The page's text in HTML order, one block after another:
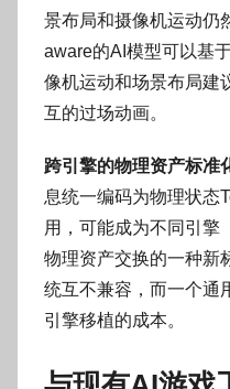
景布局和摄像机运动仍
aware的AI模型可以基
像机运动和场景布局建
互的过场动画。
跨引擎的物理资产标准
息统一编码为物理状态
用，可能成为不同引擎
物理资产交换的一种新
统互不兼容，而一个通
引擎移植的成本。